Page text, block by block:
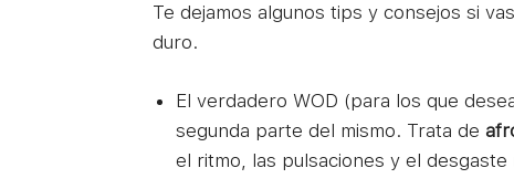
Te dejamos algunos tips y consejos si
duro.
El verdadero WOD (para los que
segunda parte del mismo. Trata de
el ritmo, las pulsaciones y el desgaste